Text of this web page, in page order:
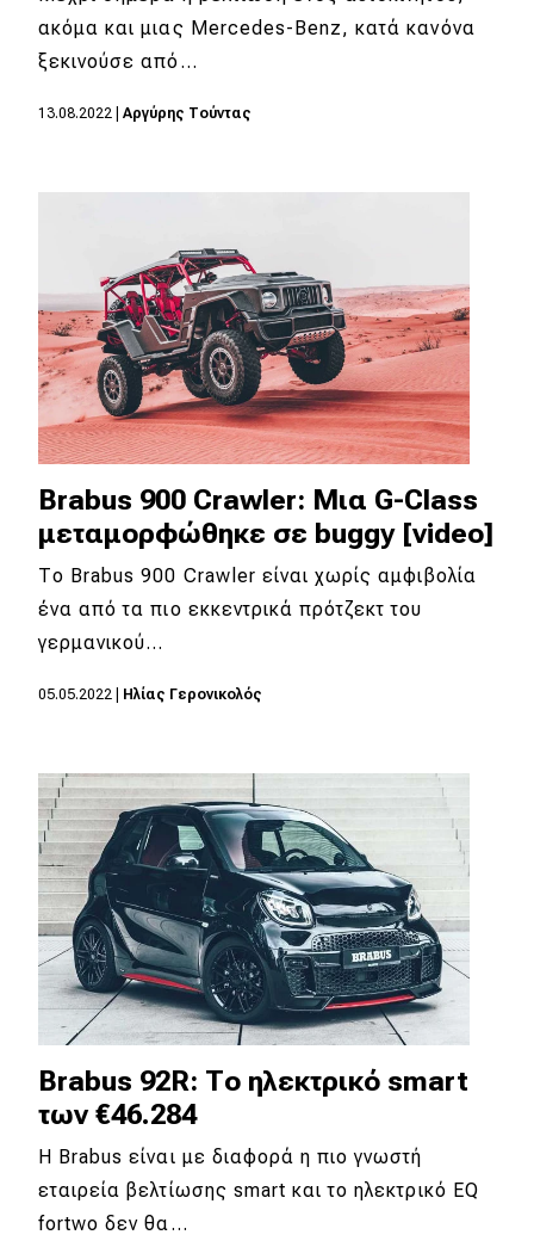
ακόμα και μιας Mercedes-Benz, κατά κανόνα
ξεκινούσε από…
13.08.2022 Αργύρης Τούντας
Brabus 900 Crawler: Mια G-Class
μεταμορφώθηκε σε buggy [video]
Το Brabus 900 Crawler είναι χωρίς αμφιβολία
ένα από τα πιο εκκεντρικά πρότζεκτ του
γερμανικού…
05.05.2022 Ηλίας Γερονικολός
Brabus 92R: Το ηλεκτρικό smart
των €46.284
Η Brabus είναι με διαφορά η πιο γνωστή
εταιρεία βελτίωσης smart και το ηλεκτρικό EQ
fortwo δεν θα…